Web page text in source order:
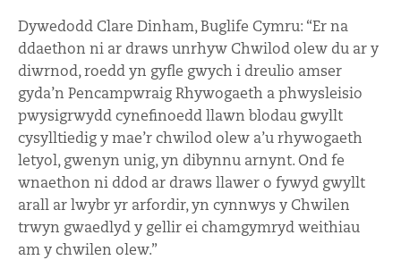
Dywedodd Clare Dinham, Buglife Cymru: “Er na
ddaethon ni ar draws unrhyw Chwilod olew du ar y
diwrnod, roedd yn gyfle gwych i dreulio amser
gyda’n Pencampwraig Rhywogaeth a phwysleisio
pwysigrwydd cynefinoedd llawn blodau gwyllt
cysylltiedig y mae’r chwilod olew a’u rhywogaeth
letyol, gwenyn unig, yn dibynnu arnynt. Ond fe
wnaethon ni ddod ar draws llawer o fywyd gwyllt
arall ar lwybr yr arfordir, yn cynnwys y Chwilen
trwyn gwaedlyd y gellir ei chamgymryd weithiau
am y chwilen olew.”